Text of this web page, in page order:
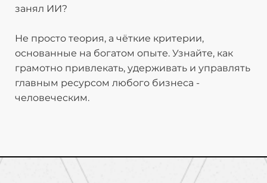
занял ИИ?
Не просто теория, а чёткие критерии,
основанные на богатом опыте. Узнайте, как
грамотно привлекать, удерживать и управлять
главным ресурсом любого бизнеса -
человеческим.